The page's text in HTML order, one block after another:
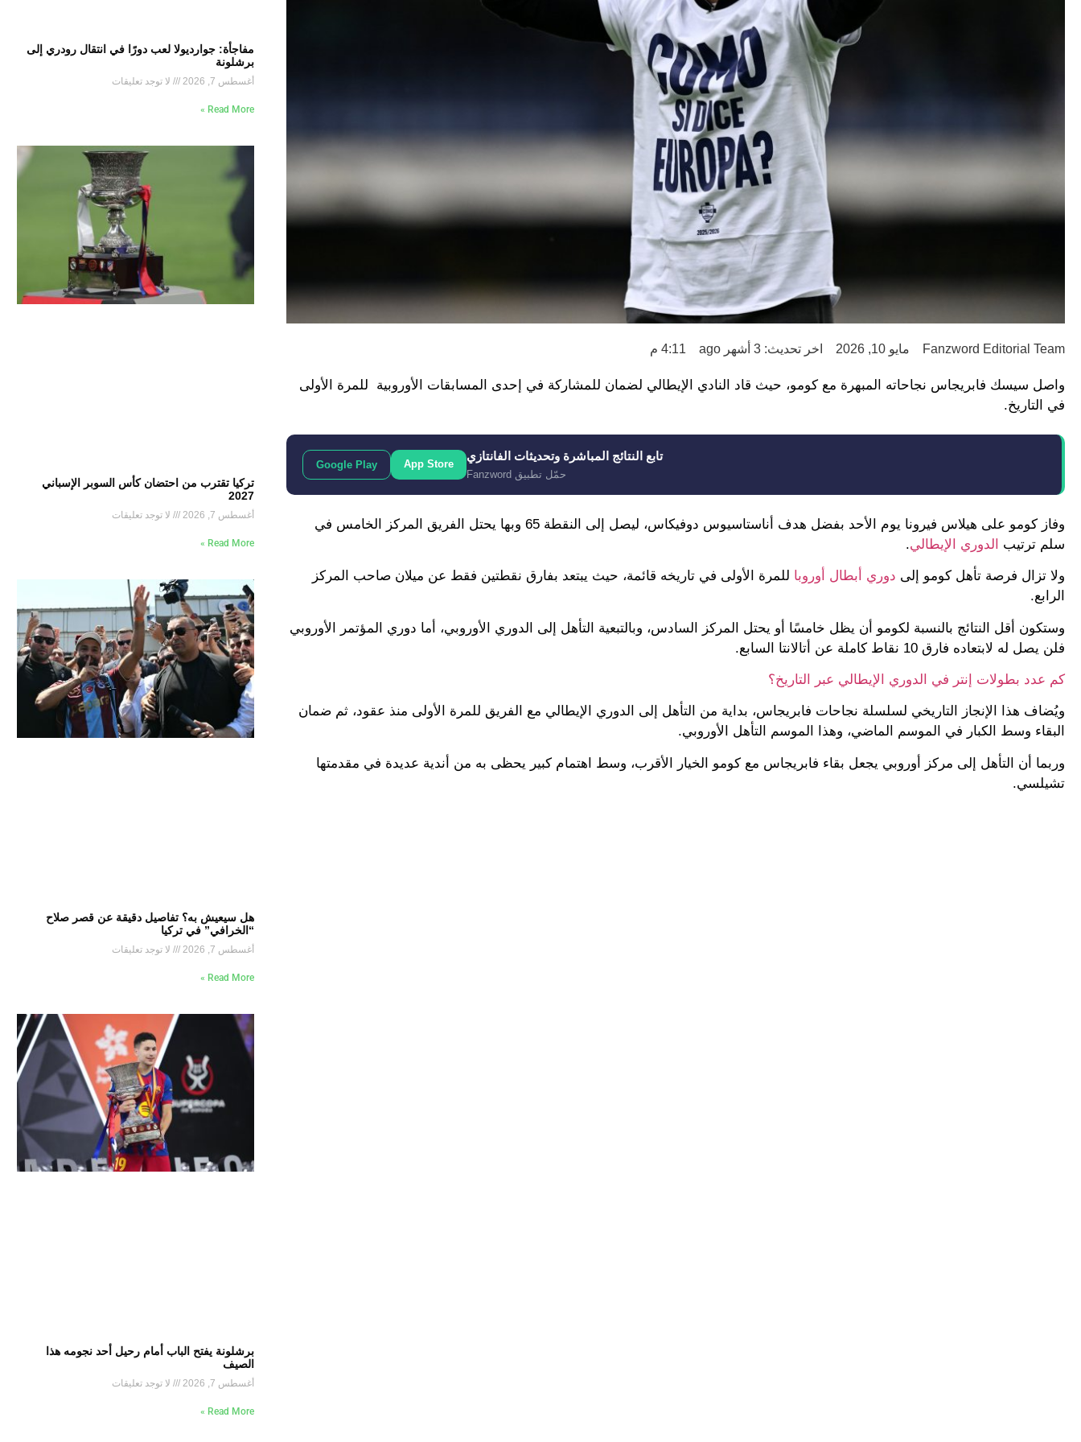
Fanzword Editorial Team مايو 10, 2026 اخر تحديث: 3 أشهر ago 4:11 م
واصل سيسك فابريجاس نجاحاته المبهرة مع كومو، حيث قاد النادي الإيطالي لضمان للمشاركة في إحدى المسابقات الأوروبية للمرة الأولى
في التاريخ.
تابع النتائج المباشرة وتحديثات الفانتازي
حمّل تطبيق Fanzword
App Store
Google Play
وفاز كومو على هيلاس فيرونا يوم الأحد بفضل هدف أناستاسيوس دوفيكاس، ليصل إلى النقطة 65 وبها يحتل الفريق المركز الخامس في
سلم ترتيب
الدوري الإيطالي.
ولا تزال فرصة تأهل كومو إلى دوري أبطال أوروبا للمرة الأولى في تاريخه قائمة، حيث يبتعد بفارق نقطتين فقط عن ميلان صاحب المركز
الرابع.
وستكون أقل النتائج بالنسبة لكومو أن يظل خامسًا أو يحتل المركز السادس، وبالتبعية التأهل إلى الدوري الأوروبي، أما دوري المؤتمر الأوروبي
فلن يصل له لابتعاده فارق 10 نقاط كاملة عن أتالانتا السابع.
كم عدد بطولات إنتر في الدوري الإيطالي عبر التاريخ؟
ويُضاف هذا الإنجاز التاريخي لسلسلة نجاحات فابريجاس، بداية من التأهل إلى الدوري الإيطالي مع الفريق للمرة الأولى منذ عقود، ثم ضمان
البقاء وسط الكبار في الموسم الماضي، وهذا الموسم التأهل الأوروبي.
وربما أن التأهل إلى مركز أوروبي يجعل بقاء فابريجاس مع كومو الخيار الأقرب، وسط اهتمام كبير يحظى به من أندية عديدة في مقدمتها
تشيلسي.
مفاجأة: جوارديولا لعب دورًا في انتقال رودري إلى
برشلونة
أغسطس 7, 2026 لا توجد تعليقات
Read More »
تركيا تقترب من احتضان كأس السوبر الإسباني
2027
أغسطس 7, 2026 لا توجد تعليقات
Read More »
هل سيعيش به؟ تفاصيل دقيقة عن قصر صلاح
“الخرافي” في تركيا
أغسطس 7, 2026 لا توجد تعليقات
Read More »
برشلونة يفتح الباب أمام رحيل أحد نجومه هذا
الصيف
أغسطس 7, 2026 لا توجد تعليقات
Read More »